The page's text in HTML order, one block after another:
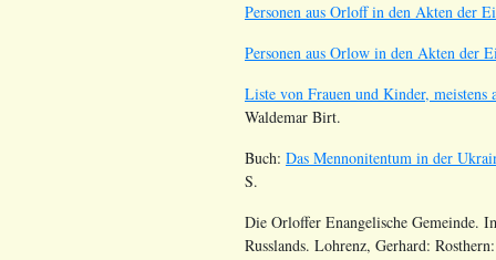
Personen aus Orloff in den Akten der
Personen aus Orlow in den Akten der
Liste von Frauen und Kinder,
Waldemar Birt.
Buch: Das Mennonitentum in der
S.
Die Orloffer Enangelische Gemeinde.
Russlands. Lohrenz, Gerhard: